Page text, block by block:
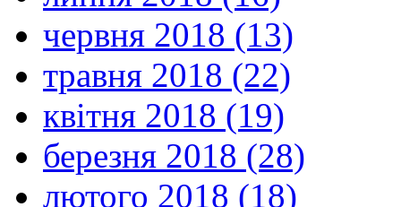
червня 2018 (13)
травня 2018 (22)
квітня 2018 (19)
березня 2018 (28)
лютого 2018 (18)